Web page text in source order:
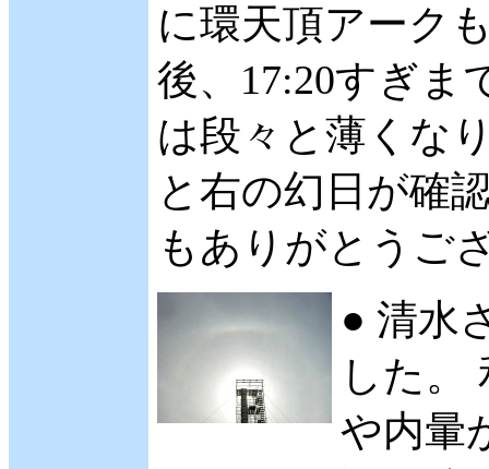
に環天頂アーク
後、17:20すぎま
は段々と薄くな
と右の幻日が確
もありがとうご
● 清水
した。
や内暈